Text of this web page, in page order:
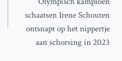
schaatsen Irene Schouten
ontsnapt op het nippertje
aan schorsing in 2023